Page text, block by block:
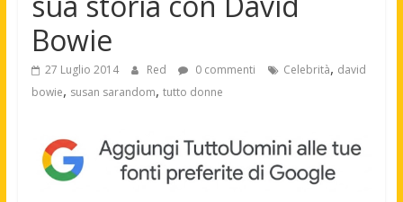
Bowie
27 Luglio 2014 Red 0 commenti Celebrità, david
bowie, susan sarandom, tutto donne